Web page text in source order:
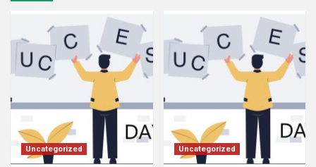
Pribadi.
5
Marketing Online
FORM PENDAFTARAN
Marketing Online
KIRIM BARANG TAIWAN KE INDONESIA
Uncategorized Uncategorized